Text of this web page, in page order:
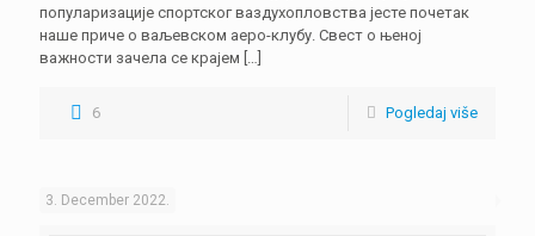
популаризације спортског ваздухопловства јесте почетак
наше приче о ваљевском аеро-клубу. Свест о њеној
важности зачела се крајем […]
6 Pogledaj više
3. December 2022.